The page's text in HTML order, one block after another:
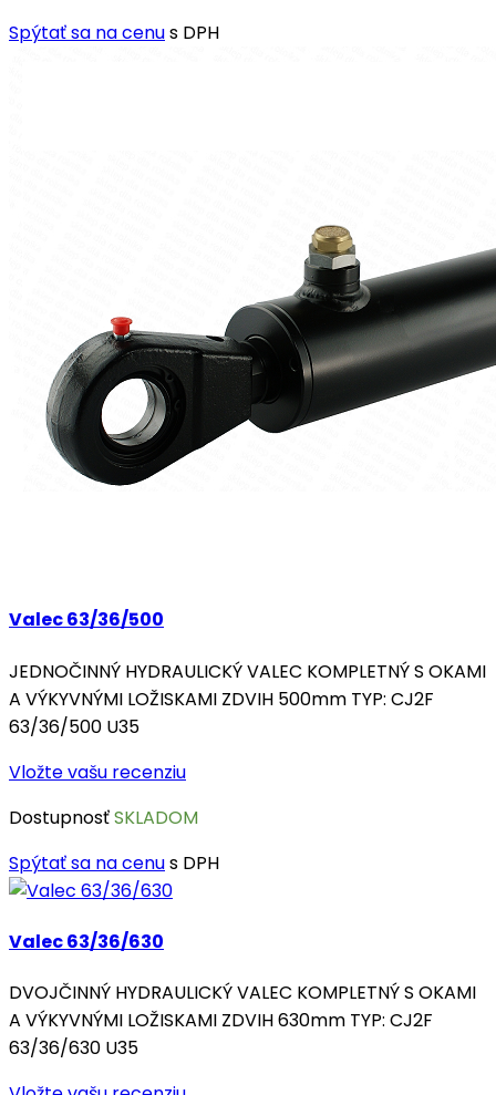
Spýtať sa na cenus DPH
Valec 63/36/500
JEDNOČINNÝ HYDRAULICKÝ VALEC KOMPLETNÝ S OKAMI
A VÝKYVNÝMI LOŽISKAMI ZDVIH 500mm TYP: CJ2F
63/36/500 U35
Vložte vašu recenziu
DostupnosťSKLADOM
Spýtať sa na cenus DPH
Valec 63/36/630
DVOJČINNÝ HYDRAULICKÝ VALEC KOMPLETNÝ S OKAMI
A VÝKYVNÝMI LOŽISKAMI ZDVIH 630mm TYP: CJ2F
63/36/630 U35